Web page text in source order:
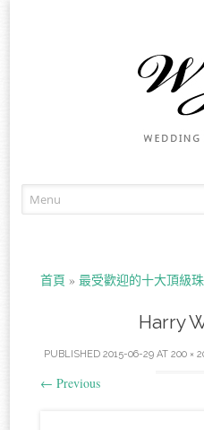
首頁 » 最受歡迎的十大頂級
Harry
PUBLISHED 2015-06-29 AT 200 ×
← Previous